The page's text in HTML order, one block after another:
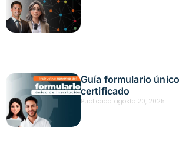
Guía formulario
certificado
Publicado: agosto 20, 2025